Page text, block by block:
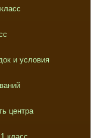
и условия
центра